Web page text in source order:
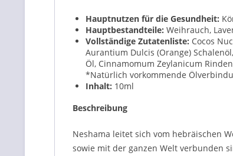
Hauptnutzen für die Gesundheit:
Hauptbestandteile: Weihrauch,
Vollständige Zutatenliste: Cocos
Aurantium Dulcis (Orange)
Öl, Cinnamomum Zeylanicum
*Natürlich vorkommende
Inhalt: 10ml
Beschreibung
Neshama leitet sich vom hebräischen
sowie mit der ganzen Welt verbunden